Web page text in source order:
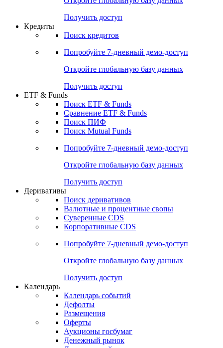
Получить доступ
Кредиты
Поиск кредитов
Попробуйте 7-дневный демо-доступ
Откройте глобальную базу данных
Получить доступ
ETF & Funds
Поиск ETF & Funds
Сравнение ETF & Funds
Поиск ПИФ
Поиск Mutual Funds
Попробуйте 7-дневный демо-доступ
Откройте глобальную базу данных
Получить доступ
Деривативы
Поиск деривативов
Валютные и процентные свопы
Суверенные CDS
Корпоративные CDS
Попробуйте 7-дневный демо-доступ
Откройте глобальную базу данных
Получить доступ
Календарь
Календарь событий
Дефолты
Размещения
Оферты
Аукционы госбумаг
Денежный рынок